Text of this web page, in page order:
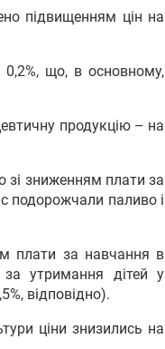
підвищенням цін на
0,2%, що, в основному,
продукцію – на
зі зниженням плати за
подорожчали паливо і
плати за навчання в
утримання дітей у
відповідно).
ціни знизились на